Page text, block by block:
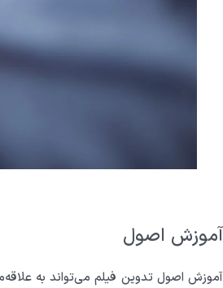
آموزش اصول
آموزش اصول تدوین فیلم می‌تواند به